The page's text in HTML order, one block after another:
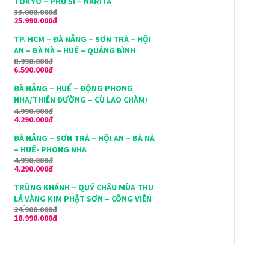
33.000.000đ
25.990.000đ
TP. HCM – ĐÀ NẴNG – SƠN TRÀ – HỘI
AN – BÀ NÀ – HUẾ – QUẢNG BÌNH
8.990.000đ
6.590.000đ
ĐÀ NẴNG – HUẾ – ĐỘNG PHONG
NHA/THIÊN ĐƯỜNG – CÙ LAO CHÀM/
BÀ NÀ
4.990.000đ
4.290.000đ
ĐÀ NẴNG – SƠN TRÀ – HỘI AN – BÀ NÀ
– HUẾ- PHONG NHA
4.990.000đ
4.290.000đ
TRÙNG KHÁNH – QUÝ CHÂU MÙA THU
LÁ VÀNG KIM PHẬT SƠN – CÔNG VIÊN
GẤU TRÚC
24.900.000đ
18.990.000đ